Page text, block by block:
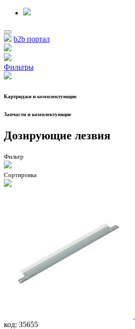
b2b портал
Фильтры
Картриджи и комплектующие
Запчасти и комплектующие
Дозирующие лезвия
Фильтр
Сортировка
код: 35655